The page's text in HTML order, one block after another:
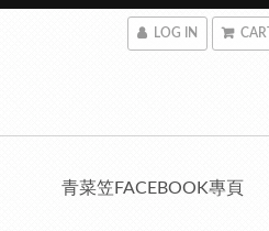
LOG IN CART
青菜笠FACEBOOK專頁